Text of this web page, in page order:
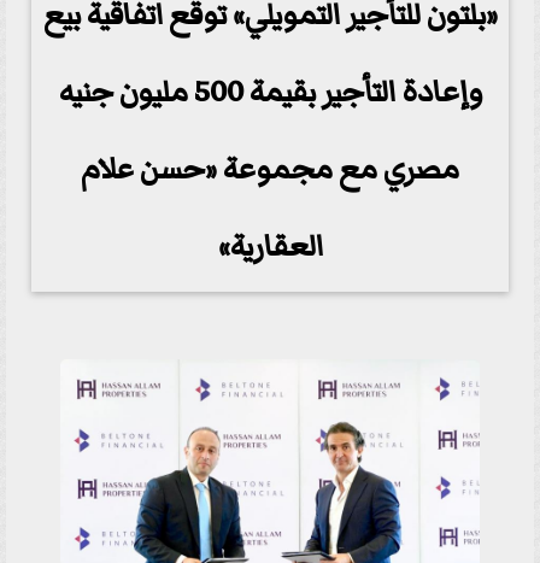
«بلتون للتأجير التمويلي» توقع اتفاقية بيع
وإعادة التأجير بقيمة 500 مليون جنيه
مصري مع مجموعة «حسن علام
العقارية»